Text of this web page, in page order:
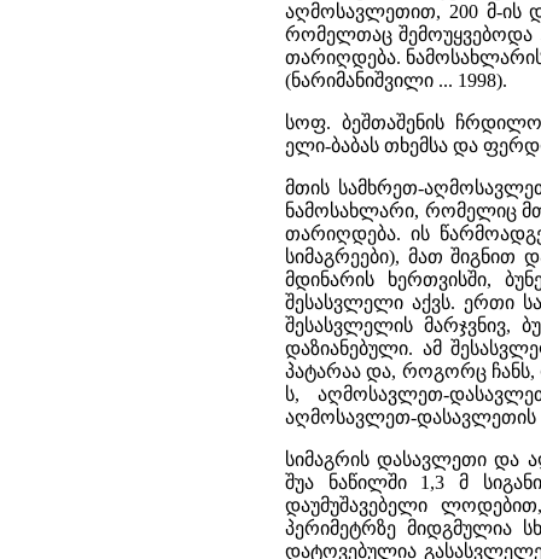
აღმოსავლეთით, 200 მ-ის
რომელთაც შემოუყვებოდა
თარიღდება.
(ნარიმანიშვილი ... 1998).
სოფ. ბეშთაშენის
ელი-ბაბას თხემსა და
მთის სამხრეთ-
ნამოსახლარი, რომელიც
თარიღდება. ის
სიმაგრეები), მათ შიგნით
მდინარის ხერთვისში,
შესასვლელი აქვს. ერთი
შესასვლელის მარჯვნივ,
დაზიანებული. ამ
პატარაა და, როგორც ჩანს,
ს, აღმოსავლეთ-
აღმოსავლეთ-დასავლეთის
სიმაგრის დასავლეთი და
შუა ნაწილში 1,3 მ
დაუმუშავებელი
პერიმეტრზე მიდგმულია
დატოვებულია